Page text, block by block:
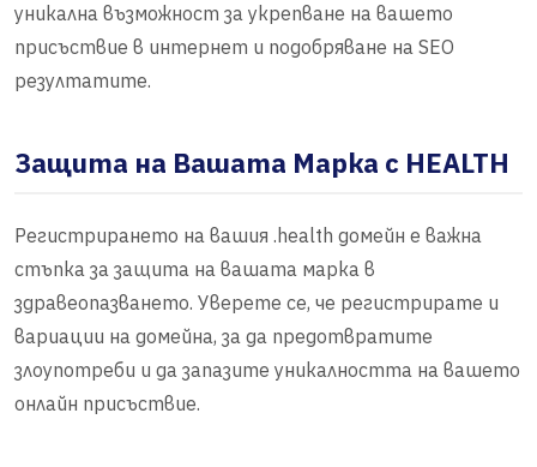
уникална възможност за укрепване на вашето
присъствие в интернет и подобряване на SEO
резултатите.
Защита на Вашата Марка с HEALTH
Регистрирането на вашия .health домейн е важна
стъпка за защита на вашата марка в
здравеопазването. Уверете се, че регистрирате и
вариации на домейна, за да предотвратите
злоупотреби и да запазите уникалността на вашето
онлайн присъствие.